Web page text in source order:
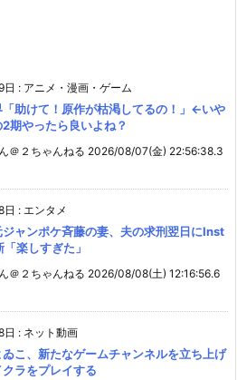
日 : アニメ・漫画・ゲーム
「助けて！原作が枯渇してるの！」←いや
期やったら良いよね？
＠２ちゃんねる 2026/08/07(金) 22:56:38.3
日 : エンタメ
ジャンポケ斉藤の妻、夫の求刑翌日にInst
楽しすぎた」
＠２ちゃんねる 2026/08/08(土) 12:16:56.6
日 : ネット動画
ゐこ、新たなゲームチャンネルを立ち上げ
ラをプレイする